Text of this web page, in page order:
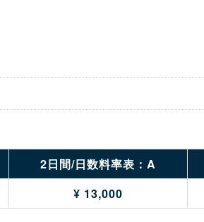
2日間/日数料率表：A
¥ 13,000